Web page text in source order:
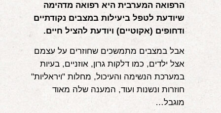
הרפואה המערבית היא רפואה מדהימה
שיודעת לטפל ביעילות במצבים נקודתיים
ודחופים (אקוטיים) ויודעת להציל חיים.
אבל במצבים מתמשכים שחוזרים על עצמם
אצל ילדים, כמו דלקות גרון, אוזניים, בעיות
במערכת הנשימה והעיכול, מחלות "ויראליות"
חוזרות ונשנות ועוד, המענה שלה מאוד
מוגבל…